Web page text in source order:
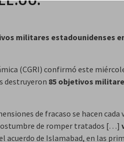
militares estadounidenses
(CGRI) confirmó este
destruyeron 85 objetivos
de fracaso se hacen cada
de romper tratados […]
acuerdo de Islamabad, en las